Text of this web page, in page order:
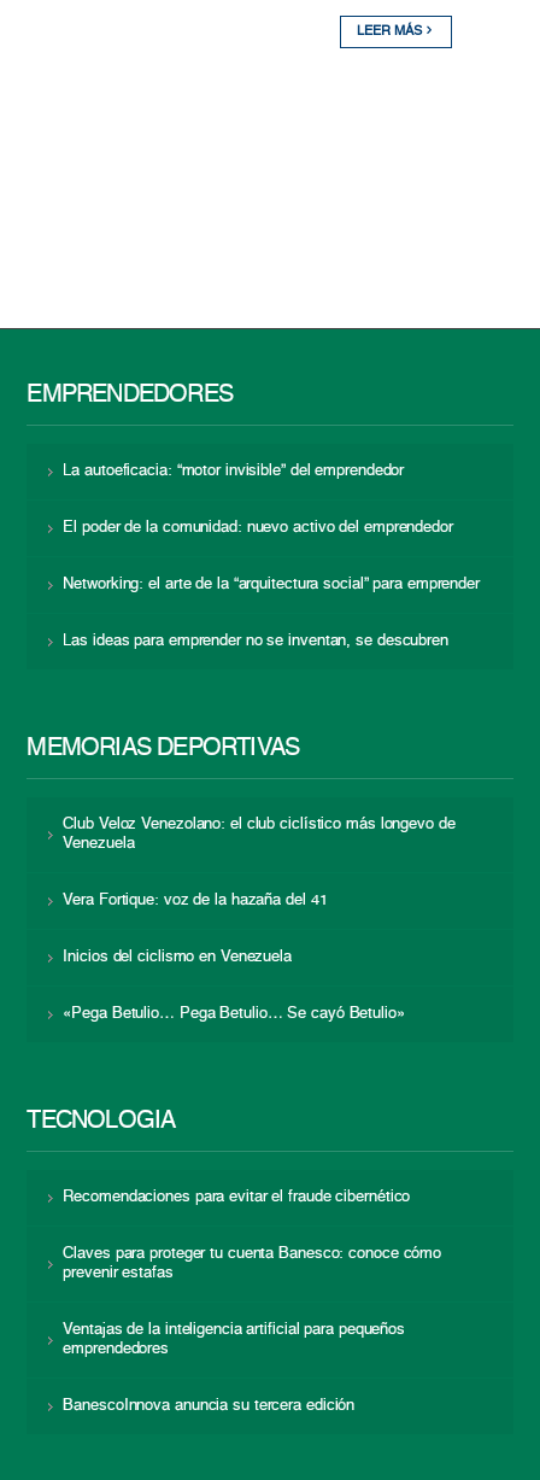
LEER MÁS
EMPRENDEDORES
La autoeficacia: “motor invisible” del emprendedor
El poder de la comunidad: nuevo activo del emprendedor
Networking: el arte de la “arquitectura social” para emprender
Las ideas para emprender no se inventan, se descubren
MEMORIAS DEPORTIVAS
Club Veloz Venezolano: el club ciclístico más longevo de
Venezuela
Vera Fortique: voz de la hazaña del 41
Inicios del ciclismo en Venezuela
«Pega Betulio… Pega Betulio… Se cayó Betulio»
TECNOLOGÍA
Recomendaciones para evitar el fraude cibernético
Claves para proteger tu cuenta Banesco: conoce cómo
prevenir estafas
Ventajas de la inteligencia artificial para pequeños
emprendedores
BanescoInnova anuncia su tercera edición